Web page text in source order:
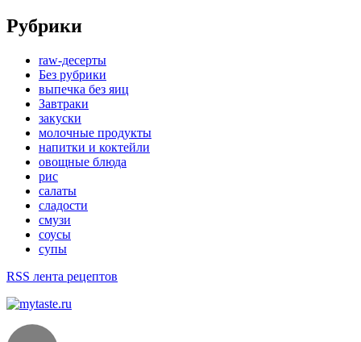
Рубрики
raw-десерты
Без рубрики
выпечка без яиц
Завтраки
закуски
молочные продукты
напитки и коктейли
овощные блюда
рис
салаты
сладости
смузи
соусы
супы
RSS лента рецептов